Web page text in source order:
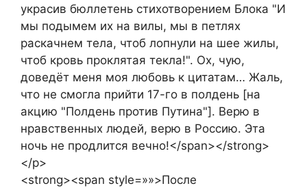
украсив бюллетень стихотворением Блока "И
мы подымем их на вилы, мы в петлях
раскачнем тела, чтоб лопнули на шее жилы,
чтоб кровь проклятая текла!". Ох, чую,
доведёт меня моя любовь к цитатам… Жаль,
что не смогла прийти 17-го в полдень [на
акцию "Полдень против Путина"]. Верю в
нравственных людей, верю в Россию. Эта
ночь не продлится вечно!</span></strong>
</p>
<strong><span style=»»>После